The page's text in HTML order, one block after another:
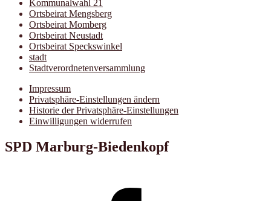
Kommunalwahl 21
Ortsbeirat Mengsberg
Ortsbeirat Momberg
Ortsbeirat Neustadt
Ortsbeirat Speckswinkel
stadt
Stadtverordnetenversammlung
Impressum
Privatsphäre-Einstellungen ändern
Historie der Privatsphäre-Einstellungen
Einwilligungen widerrufen
SPD Marburg-Biedenkopf